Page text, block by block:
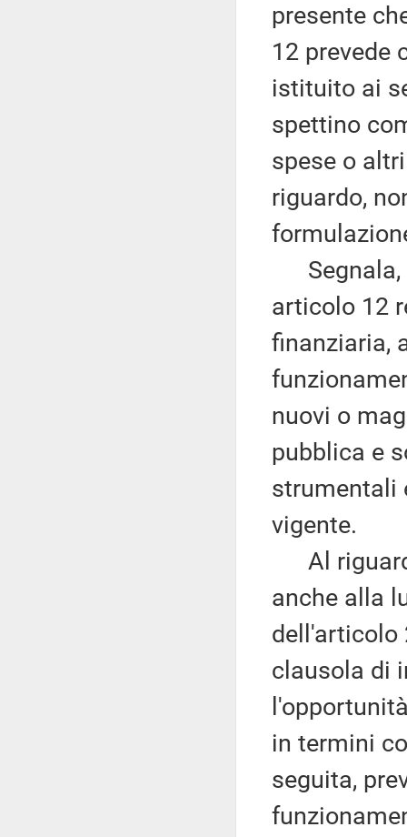
presente
12 prevede
istituito ai
spettino
spese o
riguardo,
Segnala,
articolo 12
finanziaria,
nuovi o
pubblica e
strumentali
vigente.
Al
anche alla
dell'articolo
clausola di
in termini
seguita,